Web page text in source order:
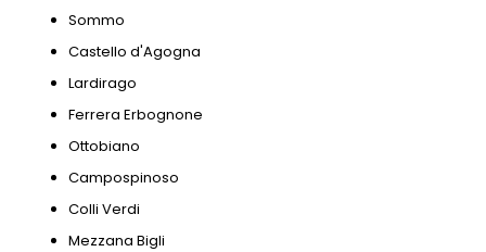
Sommo
Castello d'Agogna
Lardirago
Ferrera Erbognone
Ottobiano
Campospinoso
Colli Verdi
Mezzana Bigli